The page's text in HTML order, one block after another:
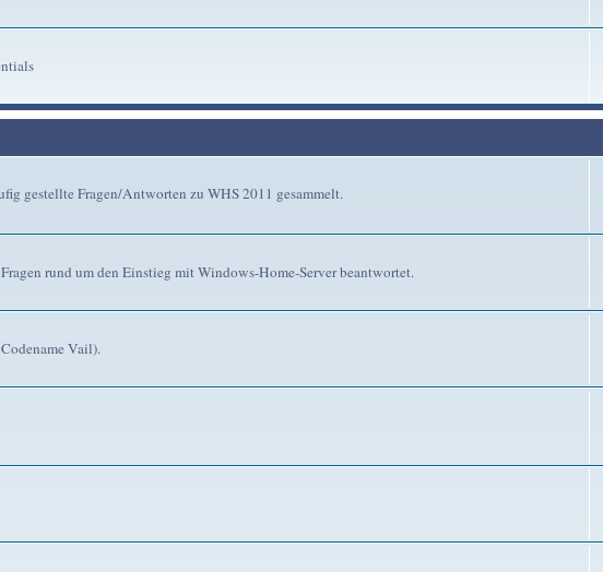
gestellte Fragen/Antworten zu WHS 2011 gesammelt.
rund um den Einstieg mit Windows-Home-Server beantwortet.
Vail).